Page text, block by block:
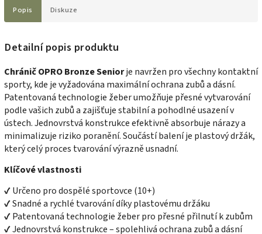
Popis Diskuze
Detailní popis produktu
Chránič OPRO Bronze Seniorje navržen pro všechny kontaktní
sporty, kde je vyžadována maximální ochrana zubů a dásní.
Patentovaná technologie žeber umožňuje přesné vytvarování
podle vašich zubů a zajišťuje stabilní a pohodlné usazení v
ústech. Jednovrstvá konstrukce efektivně absorbuje nárazy a
minimalizuje riziko poranění. Součástí balení je plastový držák,
který celý proces tvarování výrazně usnadní.
Klíčové vlastnosti
✔ Určeno pro dospělé sportovce (10+)
✔ Snadné a rychlé tvarování díky plastovému držáku
✔ Patentovaná technologie žeber pro přesné přilnutí k zubům
✔ Jednovrstvá konstrukce – spolehlivá ochrana zubů a dásní